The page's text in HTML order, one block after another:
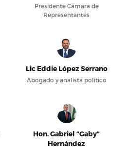
Presidente Cámara de
Representantes
Lic Eddie López Serrano
Abogado y analista político
Hon. Gabriel “Gaby”
Hernández